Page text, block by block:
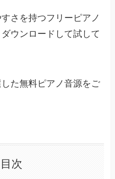
さを持つフリーピアノ
ウンロードして試して
た無料ピアノ音源をご
目次